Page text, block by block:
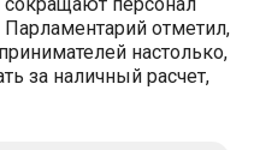
Парламентарий отметил,
настолько,
за наличный расчет,